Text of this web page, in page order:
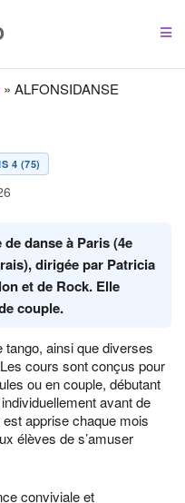
» ALFONSIDANSE
4 (75)
danse à Paris (4e
dirigée par Patricia
et de Rock. Elle
couple.
tango, ainsi que diverses
cours sont conçus pour
ou en couple, débutant
avant de
apprise chaque mois
élèves de s’amuser
conviviale et